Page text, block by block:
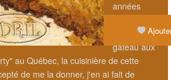
années
mangé un
gâteau aux
au Québec, la cuisinière de cette
de me la donner, j'en ai fait de